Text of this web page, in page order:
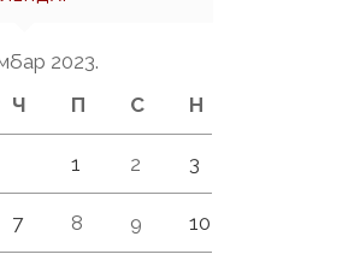
2023.
Ч П С Н
1 2 3
7 8 9 10